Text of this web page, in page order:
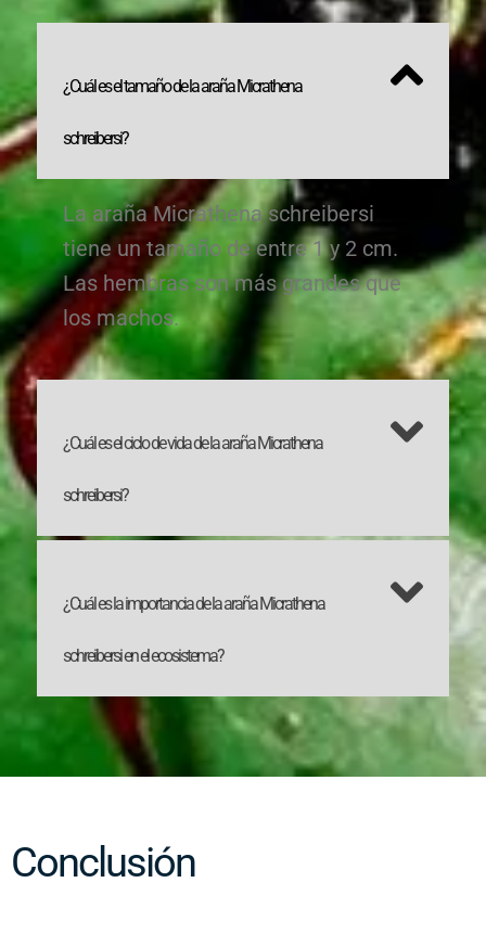
¿Cuál es el tamaño de la araña Micrathena
schreibersi?
La araña Micrathena schreibersi
tiene un tamaño de entre 1 y 2 cm.
Las hembras son más grandes que
los machos.
¿Cuál es el ciclo de vida de la araña Micrathena
schreibersi?
¿Cuál es la importancia de la araña Micrathena
schreibersi en el ecosistema?
Conclusión